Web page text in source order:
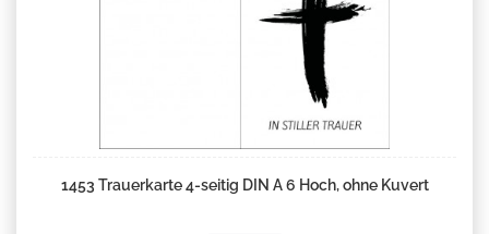
1453 Trauerkarte 4-seitig DIN A 6 Hoch, ohne Kuvert